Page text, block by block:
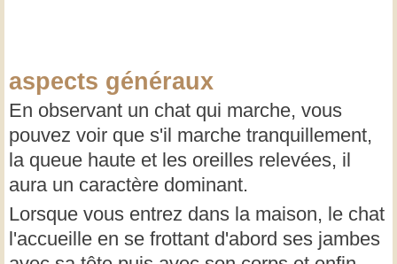
aspects généraux
En observant un chat qui marche, vous
pouvez voir que s'il marche tranquillement,
la queue haute et les oreilles relevées, il
aura un caractère dominant.
Lorsque vous entrez dans la maison, le chat
l'accueille en se frottant d'abord ses jambes